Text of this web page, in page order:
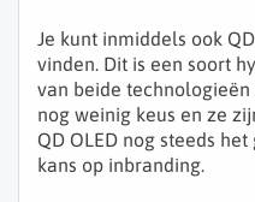
Je kunt inmiddels ook
vinden. Dit is een soort
van beide
nog weinig keus en ze
QD OLED nog steeds
kans op inbranding.